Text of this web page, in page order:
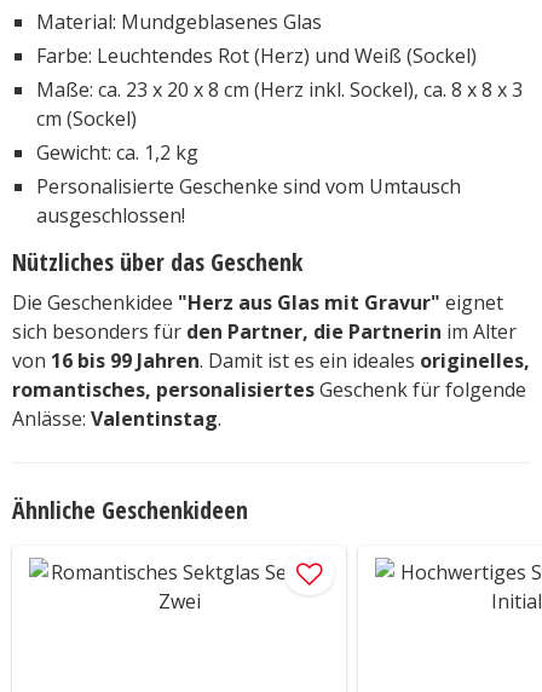
Material: Mundgeblasenes Glas
Farbe: Leuchtendes Rot (Herz) und Weiß (Sockel)
Maße: ca. 23 x 20 x 8 cm (Herz inkl. Sockel), ca. 8 x 8 x 3
cm (Sockel)
Gewicht: ca. 1,2 kg
Personalisierte Geschenke sind vom Umtausch
ausgeschlossen!
Nützliches über das Geschenk
Die Geschenkidee "Herz aus Glas mit Gravur" eignet
sich besonders für den Partner, die Partnerin im Alter
von 16 bis 99 Jahren. Damit ist es ein ideales originelles,
romantisches, personalisiertesGeschenk für folgende
Anlässe: Valentinstag.
Ähnliche Geschenkideen